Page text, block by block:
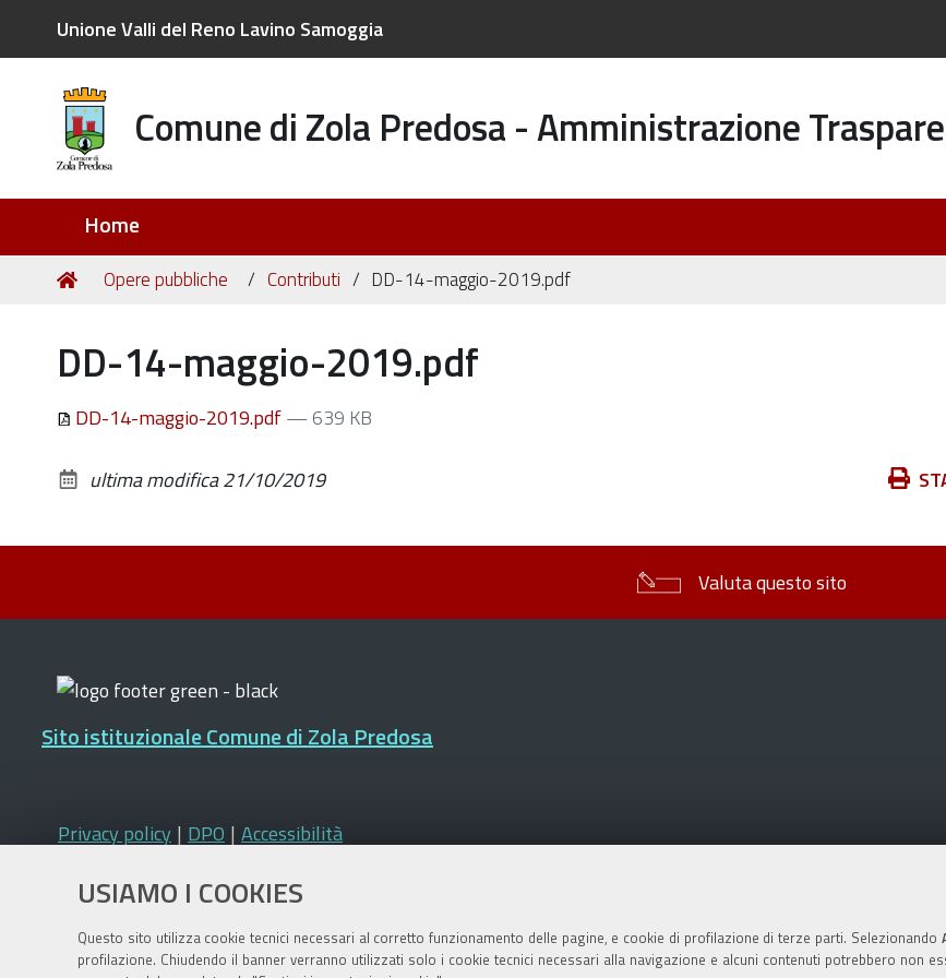
USIAMO I COOKIES
Questo sito utilizza cookie tecnici necessari al corretto funzionamento delle pagine, e cookie di profilazione di terze parti. Selezionando
profilazione. Chiudendo il banner verranno utilizzati solo i cookie tecnici necessari alla navigazione e alcuni contenuti potrebbero non
Unione Valli del Reno Lavino Samoggia
Comune di Zola Predosa - Amministrazione
Home
Tu
Home
Opere pubbliche Contributi DD-14-maggio-2019.pdf
DD-14-maggio-2019.pdf
DD-14-maggio-2019.pdf— 639 KB
Azioni
ultima modifica21/10/2019
Valuta questo sito
Sito istituzionale Comune di Zola Predosa
Privacy policy | DPO | Accessibilità